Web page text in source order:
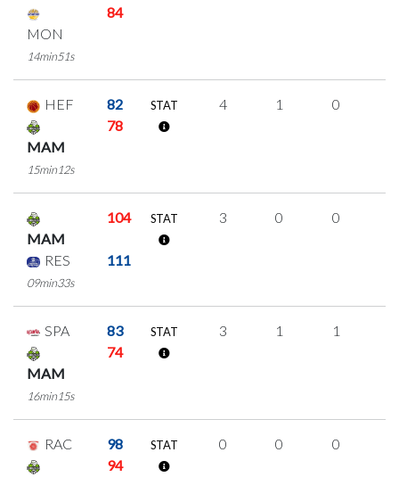
MON
84
14min51s
HEF 82
MAM
78
15min12s
STAT 4 1 0
MAM
104
RES 111
09min33s
STAT 3 0 0
SPA 83
MAM
74
16min15s
STAT 3 1 1
RAC 98
94
STAT 0 0 0